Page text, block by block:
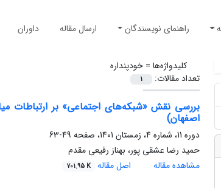
راهنمای نویسندگان ارسال مقاله داوران
کلیدواژه‌ها =خودپنداره
تعداد مقالات:
1
بررسی نقش «شبکه‌های اجتماعی» بر ارتباطات
اصفهان)
دوره 11، شماره 4، زمستان 1401، صفحه
49-63
حمید رضا عشقی پور، بهناز رفیعی مقدم
مشاهده مقاله
اصل مقاله 701.95 K